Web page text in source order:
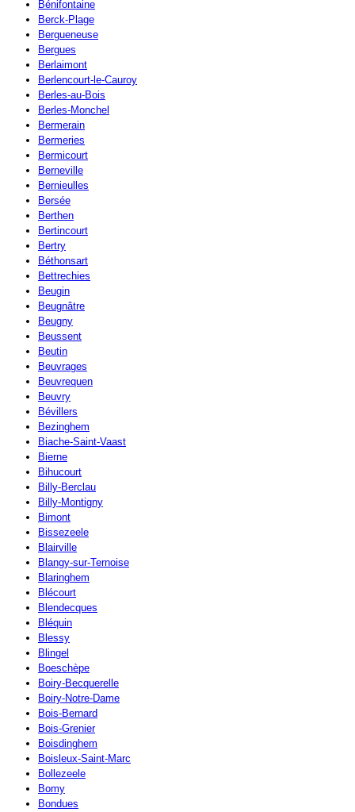
Bénifontaine
Berck-Plage
Bergueneuse
Bergues
Berlaimont
Berlencourt-le-Cauroy
Berles-au-Bois
Berles-Monchel
Bermerain
Bermeries
Bermicourt
Berneville
Bernieulles
Bersée
Berthen
Bertincourt
Bertry
Béthonsart
Bettrechies
Beugin
Beugnâtre
Beugny
Beussent
Beutin
Beuvrages
Beuvrequen
Beuvry
Bévillers
Bezinghem
Biache-Saint-Vaast
Bierne
Bihucourt
Billy-Berclau
Billy-Montigny
Bimont
Bissezeele
Blairville
Blangy-sur-Ternoise
Blaringhem
Blécourt
Blendecques
Bléquin
Blessy
Blingel
Boeschèpe
Boiry-Becquerelle
Boiry-Notre-Dame
Bois-Bernard
Bois-Grenier
Boisdinghem
Boisleux-Saint-Marc
Bollezeele
Bomy
Bondues